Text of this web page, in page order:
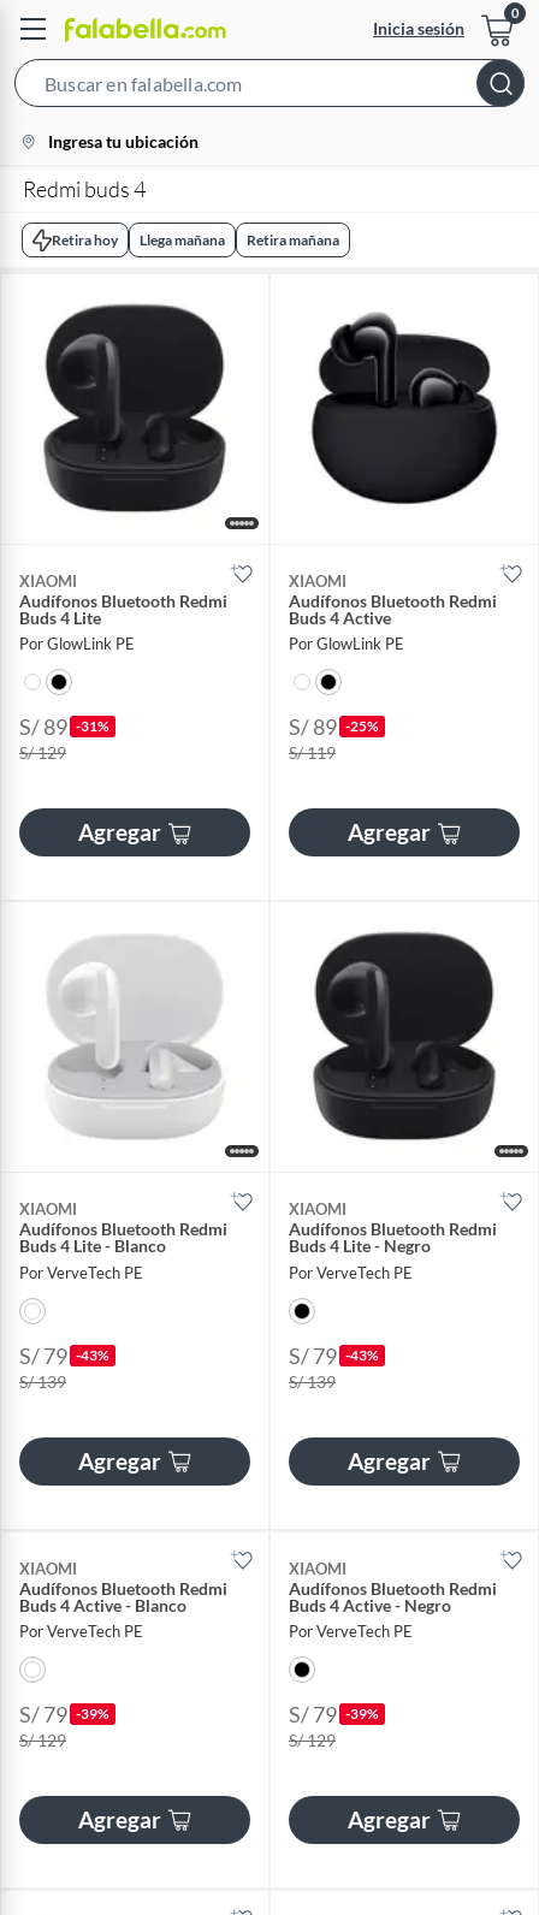
Inicia sesión
Bar
location-
icon
Ingresa tu ubicación
Redmi buds 4
Retira hoy Llega mañana Retira mañana
XIAOMI
Audífonos Bluetooth Redmi
Buds 4 Lite
Por GlowLink PE
S/ 89 -31%
S/ 129
Agregar
XIAOMI
Audífonos Bluetooth Redmi
Buds 4 Active
Por GlowLink PE
S/ 89 -25%
S/ 119
Agregar
XIAOMI
Audífonos Bluetooth Redmi
Buds 4 Lite - Blanco
Por VerveTech PE
S/ 79 -43%
S/ 139
Agregar
XIAOMI
Audífonos Bluetooth Redmi
Buds 4 Lite - Negro
Por VerveTech PE
S/ 79 -43%
S/ 139
Agregar
XIAOMI
Audífonos Bluetooth Redmi
Buds 4 Active - Blanco
Por VerveTech PE
S/ 79 -39%
S/ 129
Agregar
XIAOMI
Audífonos Bluetooth Redmi
Buds 4 Active - Negro
Por VerveTech PE
S/ 79 -39%
S/ 129
Agregar